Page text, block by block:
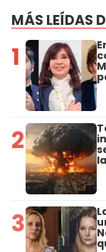
MÁS LEÍDAS
1
2
3